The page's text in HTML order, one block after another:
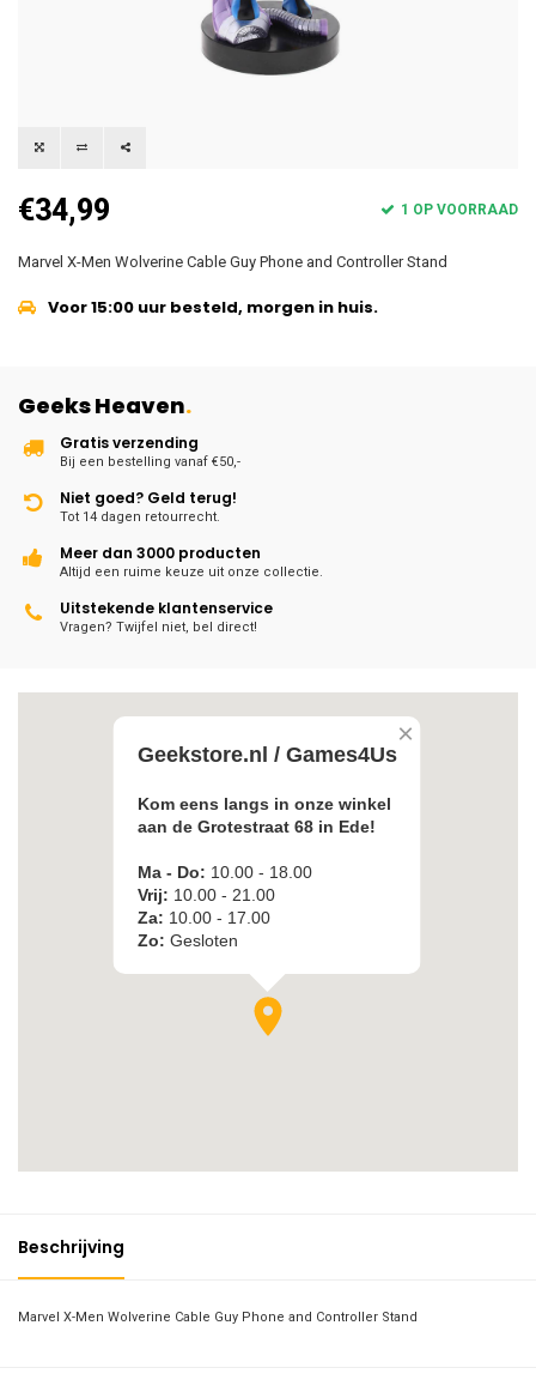
€34,99 1 OP VOORRAAD
Marvel X-Men Wolverine Cable Guy Phone and Controller Stand
Voor 15:00 uur besteld, morgen in huis.
Geeks Heaven.
Gratis verzending
Bij een bestelling vanaf €50,-
Niet goed? Geld terug!
Tot 14 dagen retourrecht.
Meer dan 3000 producten
Altijd een ruime keuze uit onze collectie.
Uitstekende klantenservice
Vragen? Twijfel niet, bel direct!
Beschrijving
Marvel X-Men Wolverine Cable Guy Phone and Controller Stand